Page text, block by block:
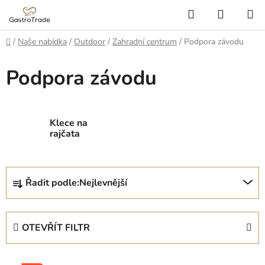
obsah
Hledat
KOŠÍK
Domů
/ Naše nabídka / Outdoor / Zahradní centrum / Podpora závodu
Podpora závodu
Klece na
rajčata
Ř
z
Řadit podle:Nejlevnější
OTEVŘÍT FILTR